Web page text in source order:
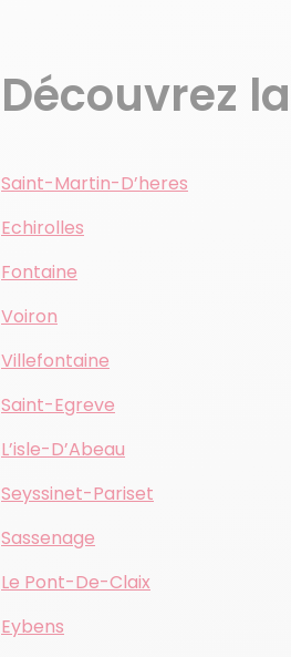
Découvrez
Saint-Martin-D’heres
Echirolles
Fontaine
Voiron
Villefontaine
Saint-Egreve
L’isle-D’Abeau
Seyssinet-Pariset
Sassenage
Le Pont-De-Claix
Eybens